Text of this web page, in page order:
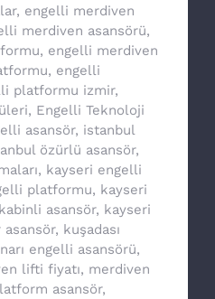
, engelli merdiven
merdiven asansörü,
, engelli merdiven
, engelli
platformu izmir,
, Engelli Teknoloji
asansör, istanbul
özürlü asansör,
, kayseri engelli
platformu, kayseri
asansör, kayseri
asansör, kuşadası
engelli asansörü,
lifti fiyatı, merdiven
asansör,